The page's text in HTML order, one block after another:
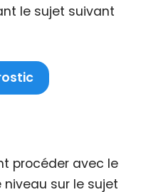
le sujet suivant
procéder avec le
sur le sujet